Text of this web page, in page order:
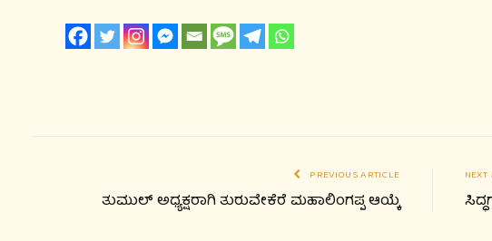
PREVIOUS ARTICLE
ತುಮುಲ್ ಅಧ್ಯಕ್ಷರಾಗಿ ತುರುವೇಕೆರೆ ಮಹಾಲಿಂಗಪ್ಪ ಆಯ್ಕೆ